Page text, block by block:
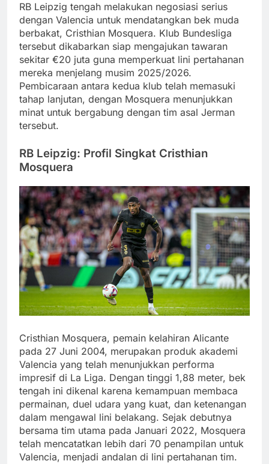
RB Leipzig tengah melakukan negosiasi serius
dengan Valencia untuk mendatangkan bek muda
berbakat, Cristhian Mosquera. Klub Bundesliga
tersebut dikabarkan siap mengajukan tawaran
sekitar €20 juta guna memperkuat lini pertahanan
mereka menjelang musim 2025/2026.
Pembicaraan antara kedua klub telah memasuki
tahap lanjutan, dengan Mosquera menunjukkan
minat untuk bergabung dengan tim asal Jerman
tersebut.
RB Leipzig: Profil Singkat Cristhian
Mosquera
Cristhian Mosquera, pemain kelahiran Alicante
pada 27 Juni 2004, merupakan produk akademi
Valencia yang telah menunjukkan performa
impresif di La Liga. Dengan tinggi 1,88 meter, bek
tengah ini dikenal karena kemampuan membaca
permainan, duel udara yang kuat, dan ketenangan
dalam mengawal lini belakang. Sejak debutnya
bersama tim utama pada Januari 2022, Mosquera
telah mencatatkan lebih dari 70 penampilan untuk
Valencia, menjadi andalan di lini pertahanan tim.